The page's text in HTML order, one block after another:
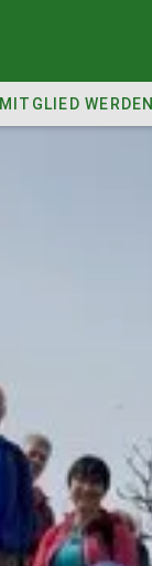
MITGLIED WERDEN